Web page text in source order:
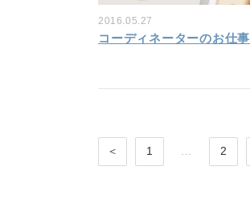
2016.05.27
コーディネーターのお仕事
＜ 1 ... 2